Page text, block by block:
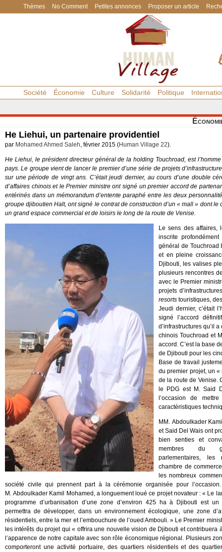
Thèmes No Comment Petites annonces Proposer un article
Société Économie Culture Solidarité Politique
He Liehui, un partenaire providentiel
par Mohamed Ahmed Saleh, février 2015 (Human Village 22).
He Liehui, le président directeur général de la holding Touchroad, est
pays. Le groupe vient de lancer le premier d’une série de projets
sur une période de vingt ans. C’était jeudi dernier, au cours d’une double
d’affaires chinois et le Premier ministre ont signé un premier accord de
entérinés dans un mémorandum d’entente paraphé entre les deux
groupe djiboutien Halt, ont signé le contrat de construction d’un « mall » dont
un grand espace commercial et de loisirs le long de la route de Venise.
Le sens des affaires,
inscrite
général de Touchroad
et en pleine
Djibouti, les valises
plusieurs rencontres
avec le Premier
projets
resorts touristiques,
Jeudi dernier, c’était
signé l’accord
d’infrastructures qu’il
chinois Touchroad et
accord. C’est la base
de Djibouti pour les
Base de travail
du premier projet, un
de la route de Venise.
le PDG est M. Said
l’occasion de
caractéristiques
MM. Abdoulkader
et Said Del Wais ont
bien senties et
membres du
parlementaires, les
chambre de
les nombreux
société civile qui prennent part à la cérémonie organisée pour
M. Abdoulkader Kamil Mohamed, a longuement loué ce projet novateur : « Le
programme d’urbanisation d’une zone d’environ 425 ha à Djibouti est
permettra de développer, dans un environnement écologique, une zone
résidentiels, entre la mer et l’embouchure de l’oued Ambouli. » Le Premier
les intérêts du projet qui « offrira une nouvelle vision de Djibouti et contribuera
l’apparence de notre capitale avec son rôle économique régional. Plusieurs
comporteront une activité portuaire, des quartiers résidentiels et des